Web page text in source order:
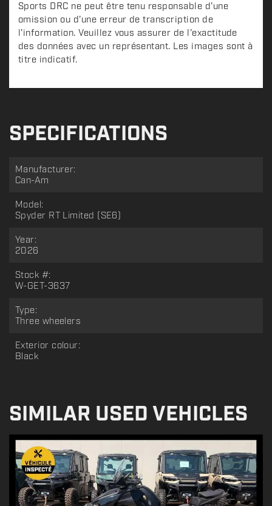
Sports DRC ne peut être tenu responsable d'une
omission ou d'une erreur de transcription de
l'information. Veuillez vous assurer de l'exactitude
des données avec un représentant. Les images sont à
titre indicatif.
SPECIFICATIONS
Manufacturer:
Can-Am
Model:
Spyder RT Limited (SE6)
Year:
2026
Stock #:
W-GET-3637
Type:
Three wheelers
Exterior colour:
Black
SIMILAR USED VEHICLES